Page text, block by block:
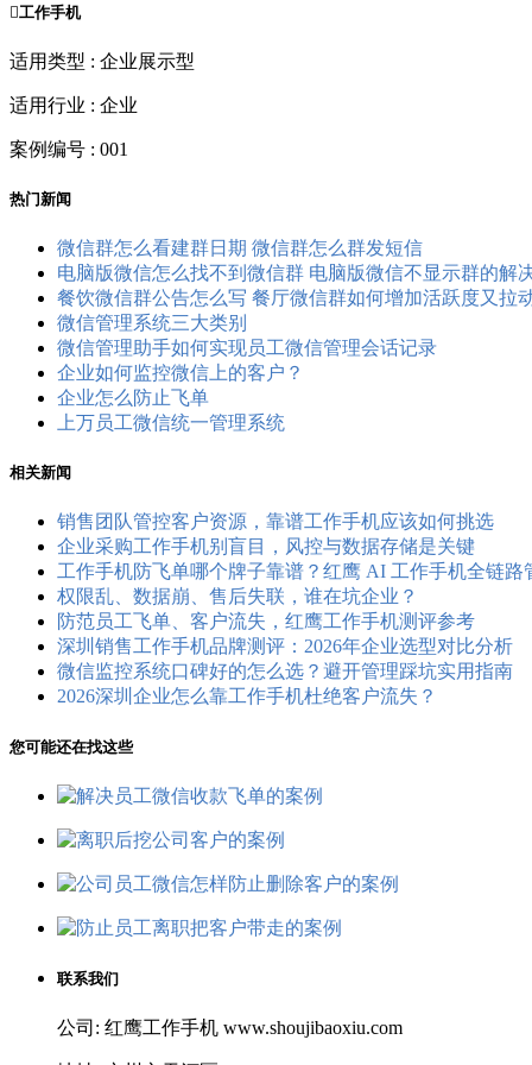
工作手机
适用类型 : 企业展示型
适用行业 : 企业
案例编号 : 001
热门新闻
微信群怎么看建群日期 微信群怎么群发短信
电脑版微信怎么找不到微信群 电脑版微信不显示群的解
餐饮微信群公告怎么写 餐厅微信群如何增加活跃度又拉
微信管理系统三大类别
微信管理助手如何实现员工微信管理会话记录
企业如何监控微信上的客户？
企业怎么防止飞单
上万员工微信统一管理系统
相关新闻
销售团队管控客户资源，靠谱工作手机应该如何挑选
企业采购工作手机别盲目，风控与数据存储是关键
工作手机防飞单哪个牌子靠谱？红鹰 AI 工作手机全链路
权限乱、数据崩、售后失联，谁在坑企业？
防范员工飞单、客户流失，红鹰工作手机测评参考
深圳销售工作手机品牌测评：2026年企业选型对比分析
微信监控系统口碑好的怎么选？避开管理踩坑实用指南
2026深圳企业怎么靠工作手机杜绝客户流失？
您可能还在找这些
联系我们
公司: 红鹰工作手机 www.shoujibaoxiu.com